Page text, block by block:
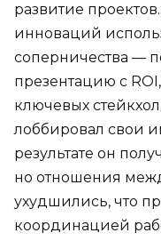
развитие
инноваций
соперничества —
презентацию с
ключевых
лоббировал свои
результате он
но отношения
ухудшились, что
координацией